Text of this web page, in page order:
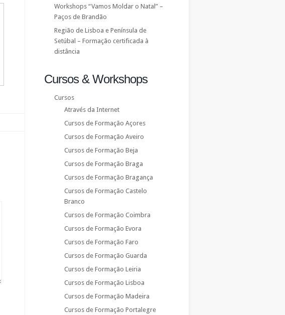
Workshops “Vamos Moldar o Natal” –
Paços de Brandão
Região de Lisboa e Península de
Setúbal – Formação certificada à
distância
Cursos & Workshops
Cursos
Através da Internet
Cursos de Formação Açores
Cursos de Formação Aveiro
Cursos de Formação Beja
Cursos de Formação Braga
Cursos de Formação Bragança
Cursos de Formação Castelo
Branco
Cursos de Formação Coimbra
Cursos de Formação Evora
Cursos de Formação Faro
Cursos de Formação Guarda
Cursos de Formação Leiria
Cursos de Formação Lisboa
Cursos de Formação Madeira
Cursos de Formação Portalegre